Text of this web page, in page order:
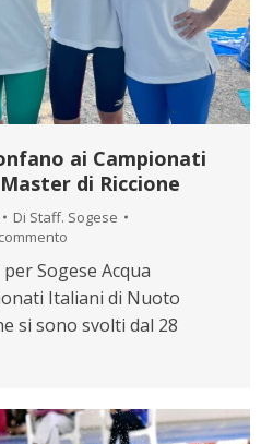
ai Campionati
di Riccione
Di Staff. Sogese
Sogese Acqua
Italiani di Nuoto
si sono svolti dal 28